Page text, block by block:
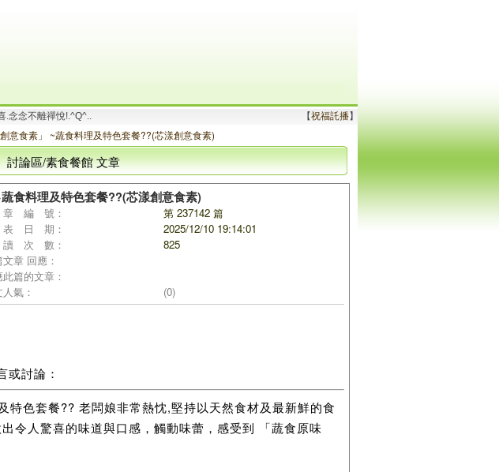
勤造福.共善愛灑信願行！*_*
.念念不離禪悅!.^Q^.. 【祝福託播】
意食素」 ~蔬食料理及特色套餐??(芯漾創意食素)
討論區/素食餐館 文章
食料理及特色套餐??(芯漾創意食素)
編 號：
第 237142 篇
日 期：
2025/12/10 19:14:01
次 數：
825
文章 回應：
此篇的文章：
氣：
(0)
或討論：
特色套餐?? 老闆娘非常熱忱,堅持以天然食材及最新鮮的食
令人驚喜的味道與口感，觸動味蕾，感受到 「蔬食原味